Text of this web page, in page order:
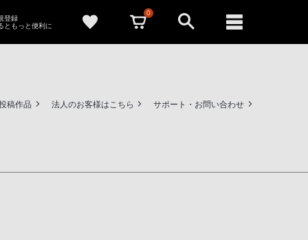
登録
ともっと便利に
0
稿作品 法人のお客様はこちら サポート・お問い合わせ